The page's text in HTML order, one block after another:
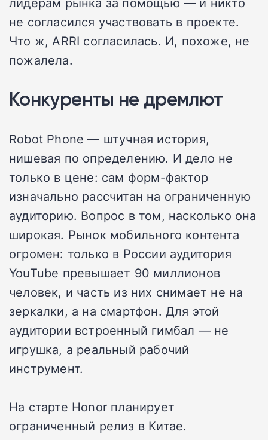
не согласился участвовать в проекте.
Что ж, ARRI согласилась. И, похоже, не
пожалела.
Конкуренты не дремлют
Robot Phone — штучная история,
нишевая по определению. И дело не
только в цене: сам форм-фактор
изначально рассчитан на ограниченную
аудиторию. Вопрос в том, насколько она
широкая. Рынок мобильного контента
огромен: только в России аудитория
YouTube превышает 90 миллионов
человек, и часть из них снимает не на
зеркалки, а на смартфон. Для этой
аудитории встроенный гимбал — не
игрушка, а реальный рабочий
инструмент.
На старте Honor планирует
ограниченный релиз в Китае.